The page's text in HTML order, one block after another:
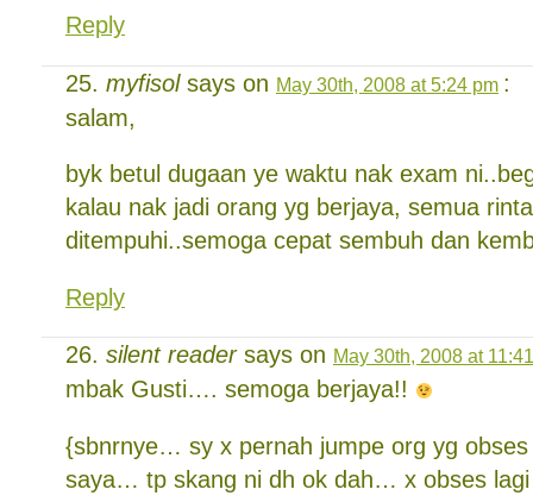
Reply
myfisolsays on May 30th, 2008 at 5:24 pm :
salam,
byk betul dugaan ye waktu nak exam
kalau nak jadi orang yg berjaya, semua
ditempuhi..semoga cepat sembuh dan
Reply
silent readersays on May 30th, 2008 at
mbak Gusti…. semoga berjaya!!
{sbnrnye… sy x pernah jumpe org yg
saya… tp skang ni dh ok dah… x obses